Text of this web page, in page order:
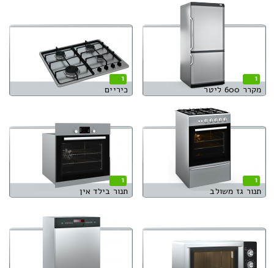
1
מקרר 600 ליטר
1
כיריים
1
תנור גז משולב
1
תנור בילד אין